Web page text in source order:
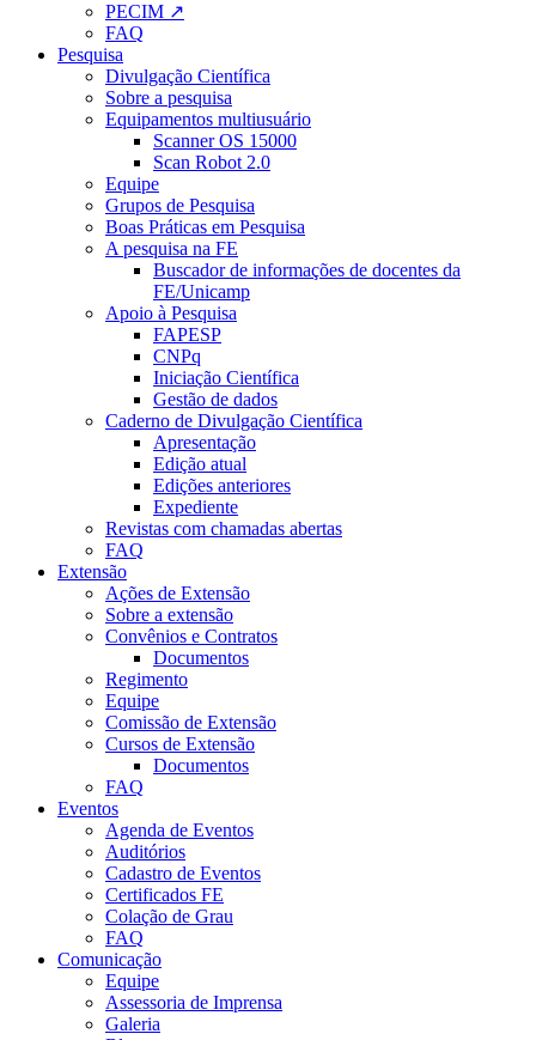
PECIM ↗
FAQ
Pesquisa
Divulgação Científica
Sobre a pesquisa
Equipamentos multiusuário
Scanner OS 15000
Scan Robot 2.0
Equipe
Grupos de Pesquisa
Boas Práticas em Pesquisa
A pesquisa na FE
Buscador de informações de docentes da
FE/Unicamp
Apoio à Pesquisa
FAPESP
CNPq
Iniciação Científica
Gestão de dados
Caderno de Divulgação Científica
Apresentação
Edição atual
Edições anteriores
Expediente
Revistas com chamadas abertas
FAQ
Extensão
Ações de Extensão
Sobre a extensão
Convênios e Contratos
Documentos
Regimento
Equipe
Comissão de Extensão
Cursos de Extensão
Documentos
FAQ
Eventos
Agenda de Eventos
Auditórios
Cadastro de Eventos
Certificados FE
Colação de Grau
FAQ
Comunicação
Equipe
Assessoria de Imprensa
Galeria